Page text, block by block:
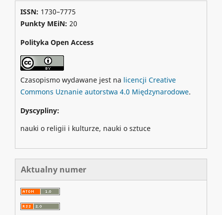
ISSN: 1730–7775
Punkty MEiN: 20
Polityka Open Access
Czasopismo wydawane jest na licencji Creative
Commons Uznanie autorstwa 4.0 Międzynarodowe.
Dyscypliny:
nauki o religii i kulturze, nauki o sztuce
Aktualny numer